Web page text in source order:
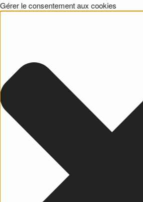
Gérer le consentement aux cookies